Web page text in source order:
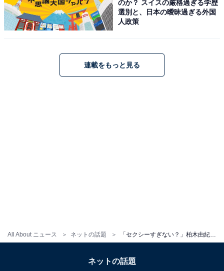
All About ニュース ネットの話題
のか？ スイスの厳格過ぎる学歴
選別と、日本の曖昧過ぎる外国
人政策
連載をもっと見る
ネットの話題